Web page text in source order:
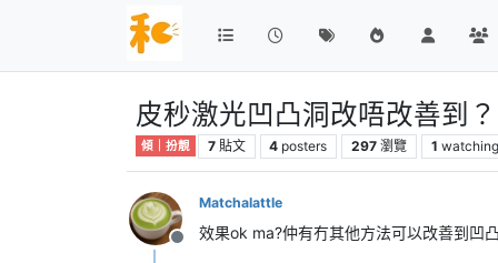
皮秒激光凹凸洞改唔改善到？
傾｜扮靚 7 貼文 4 posters 297 瀏覽 1 watching
離線
Matchalattle
效果ok ma?仲有冇其他方法可以改善到凹